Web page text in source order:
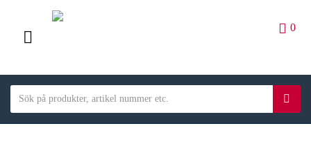
M
E
N
U
a
e
a
S
0